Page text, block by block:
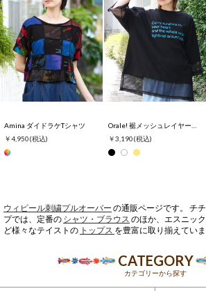
Amina ダイドラケTシャツ
￥4,950(税込)
￥3,190(税込)
ウィピール刺繍プルオーバー の通販ページです。 チ
プでは、定番の シャツ・ブラウス のほか、エスニッ
ど様々なテイストの トップス を豊富に取り揃えていま
CATEGORY
カテゴリーから探す